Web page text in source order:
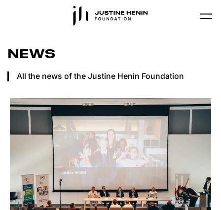
Skip to main content
NEWS
All the news of the Justine Henin Foundation